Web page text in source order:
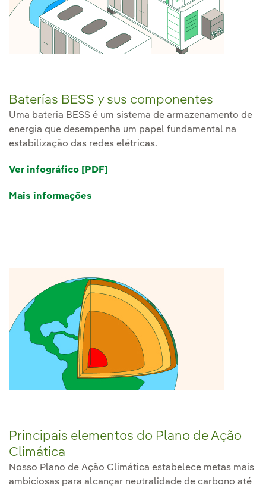
Baterías BESS y sus componentes
Uma bateria BESS é um sistema de armazenamento de
energia que desempenha um papel fundamental na
estabilização das redes elétricas.
Ver infográfico [PDF]
Mais informações
Principais elementos do Plano de Ação
Climática
Nosso Plano de Ação Climática estabelece metas mais
ambiciosas para alcançar neutralidade de carbono até